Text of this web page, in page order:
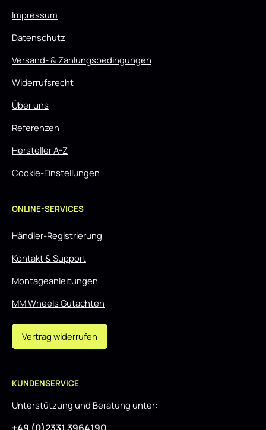
Impressum
Datenschutz
Versand- & Zahlungsbedingungen
Widerrufsrecht
Über uns
Referenzen
Hersteller A-Z
Cookie-Einstellungen
ONLINE-SERVICES
Händler-Registrierung
Kontakt & Support
Montageanleitungen
MM Wheels Gutachten
Vertrag widerrufen
KUNDENSERVICE
Unterstützung und Beratung unter: